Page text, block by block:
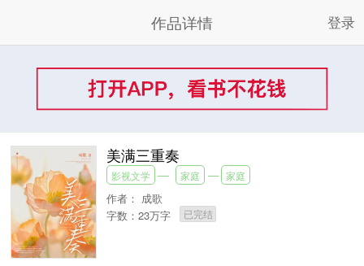
作品详情 登录
美满三重奏
影视文学 家庭 家庭
作者： 成歌
字数：23万字
已完结